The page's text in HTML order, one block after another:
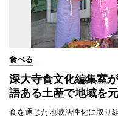
食べる
深大寺食文化編集室
語ある土産で地域を
食を通じた地域活性化に取り